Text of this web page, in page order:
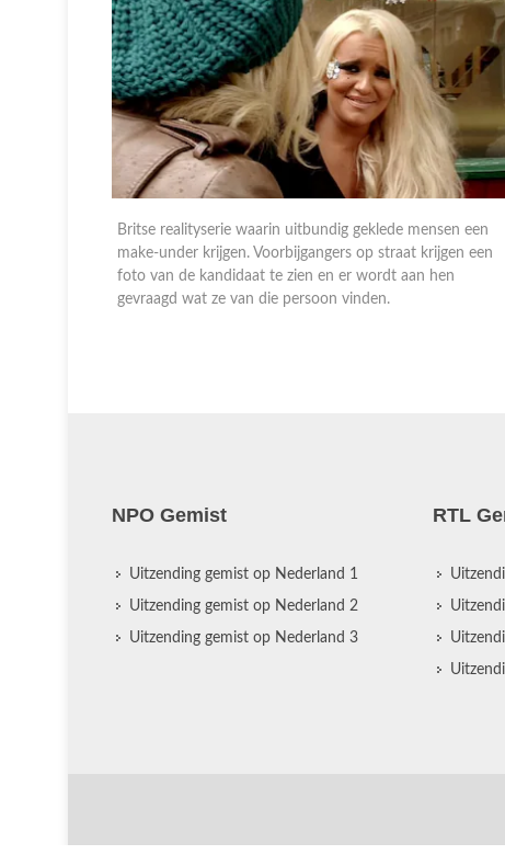
Britse realityserie waarin uitbundig geklede mensen een
make-under krijgen. Voorbijgangers op straat krijgen een
foto van de kandidaat te zien en er wordt aan hen
gevraagd wat ze van die persoon vinden.
NPO Gemist
Uitzending gemist op Nederland 1
Uitzending gemist op Nederland 2
Uitzending gemist op Nederland 3
RTL